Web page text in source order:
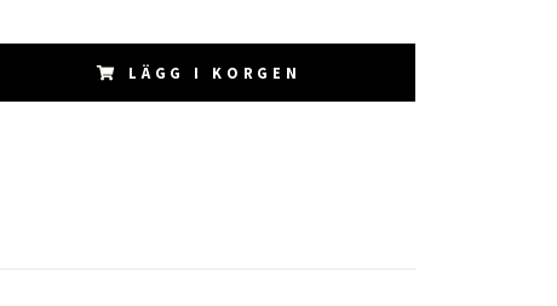
LÄGG I KORGEN